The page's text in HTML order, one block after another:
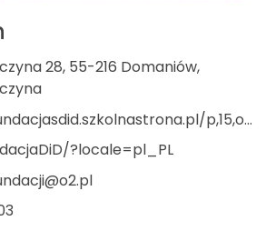
28, 55-216 Domaniów,
http://fundacjasdid.szkolnastrona.pl/p,15,o-placowce
?locale=pl_PL